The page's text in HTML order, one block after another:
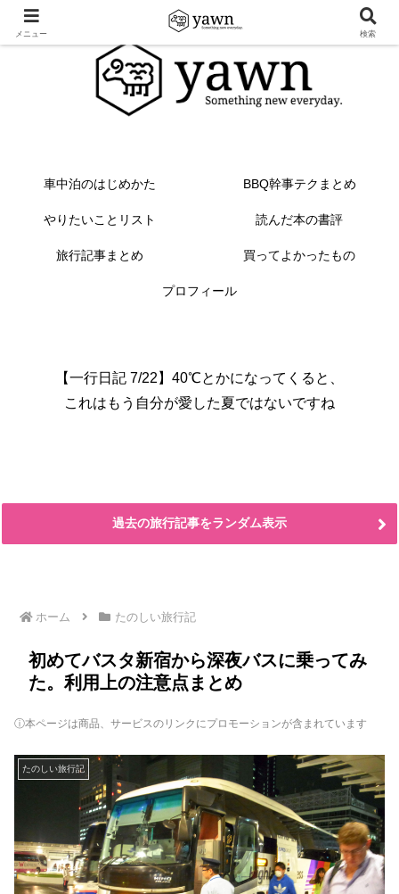
車中泊のはじめかた BBQ幹事テクまとめ
やりたいことリスト 読んだ本の書評
旅行記事まとめ 買ってよかったもの
プロフィール
【一行日記 7/22】40℃とかになってくると、
これはもう自分が愛した夏ではないですね
過去の旅行記事をランダム表示
ホーム たのしい旅行記
初めてバスタ新宿から深夜バスに乗ってみ
た。利用上の注意点まとめ
ⓘ本ページは商品、サービスのリンクにプロモーションが含まれています
たのしい旅行記
メニュー 検索